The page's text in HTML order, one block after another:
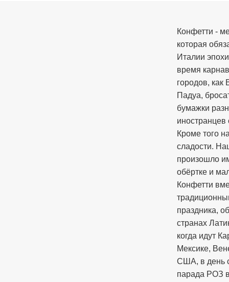
Конфетти -
которая
Италии
время
городов, как
Падуа,
бумажки
иностранцев
Кроме того
сладости.
произошло
обёртке и
Конфетти
праздника,
странах
когда идут
Мексике,
США, в день
парада РОЗ